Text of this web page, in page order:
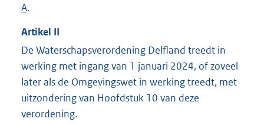
A.
Artikel II
De Waterschapsverordening Delfland treedt in
werking met ingang van 1 januari 2024, of zoveel
later als de Omgevingswet in werking treedt, met
uitzondering van Hoofdstuk 10 van deze
verordening.